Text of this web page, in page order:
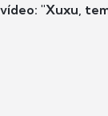
vídeo: "Xuxu,